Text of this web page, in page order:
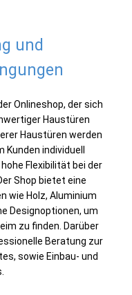
und
Onlineshop, der sich
Haustüren
Haustüren werden
individuell
Flexibilität bei der
Shop bietet eine
wie Holz, Aluminium
Designoptionen, um
zu finden. Darüber
Beratung zur
sowie Einbau- und